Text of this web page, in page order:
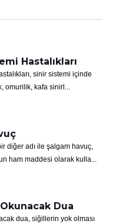
Hastalıkları
sinir sistemi içinde
omurilik, kafa sinirl...
diğer adı ile şalgam havuç,
ham maddesi olarak kulla...
Dua
dua, siğillerin yok olması